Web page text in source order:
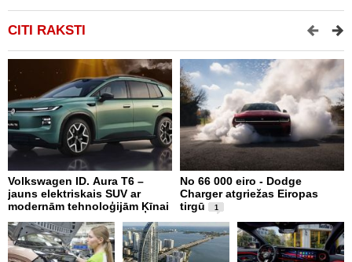
CITI RAKSTI
Volkswagen ID. Aura T6 –
jauns elektriskais SUV ar
modernām tehnoloģijām Ķīnai
No 66 000 eiro - Dodge
Charger atgriežas Eiropas
tirgū
1